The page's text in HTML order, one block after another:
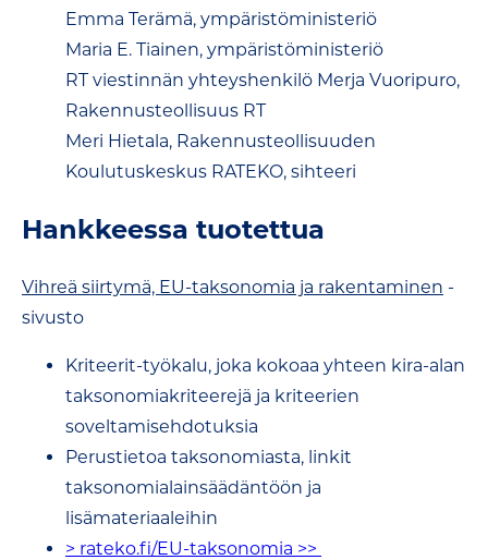
Emma Terämä, ympäristöministeriö
Maria E. Tiainen, ympäristöministeriö
RT viestinnän yhteyshenkilö Merja Vuoripuro,
Rakennusteollisuus RT
Meri Hietala, Rakennusteollisuuden
Koulutuskeskus RATEKO, sihteeri
Hankkeessa tuotettua
Vihreä siirtymä, EU-taksonomia ja rakentaminen -
sivusto
Kriteerit-työkalu, joka kokoaa yhteen kira-alan
taksonomiakriteerejä ja kriteerien
soveltamisehdotuksia
Perustietoa taksonomiasta, linkit
taksonomialainsäädäntöön ja
lisämateriaaleihin
> rateko.fi/EU-taksonomia >>